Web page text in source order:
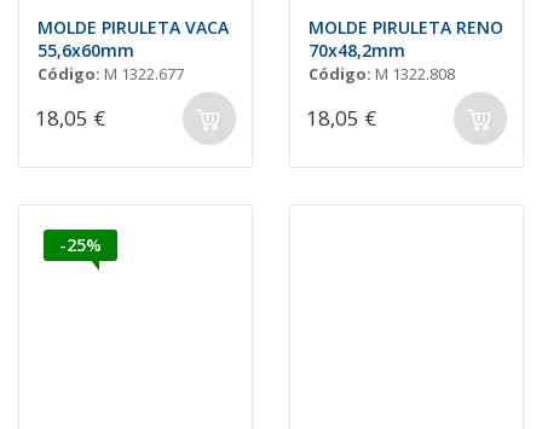
MOLDE PIRULETA VACA
55,6x60mm
Código: M 1322.677
18,05 €
MOLDE PIRULETA RENO
70x48,2mm
Código: M 1322.808
18,05 €
-25%